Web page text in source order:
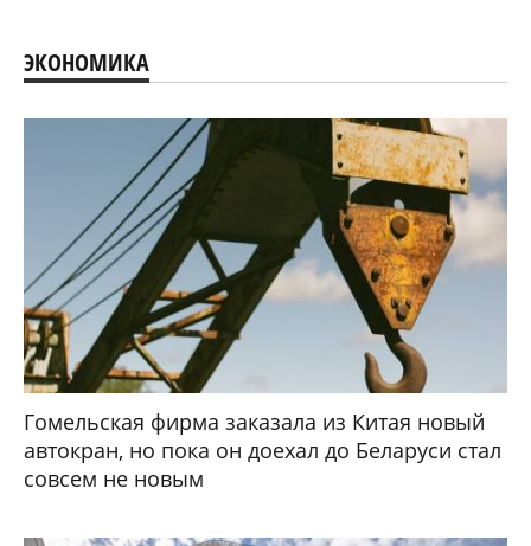
ЭКОНОМИКА
Гомельская фирма заказала из Китая новый
автокран, но пока он доехал до Беларуси стал
совсем не новым